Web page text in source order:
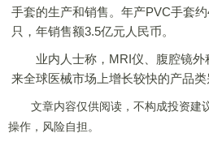
手套的生产和销售。年产PVC手套
只，年销售额3.5亿元人民币。
业内人士称，MRI仪、腹腔镜外
来全球医械市场上增长较快的产品类
文章内容仅供阅读，不构成投资建
操作，风险自担。